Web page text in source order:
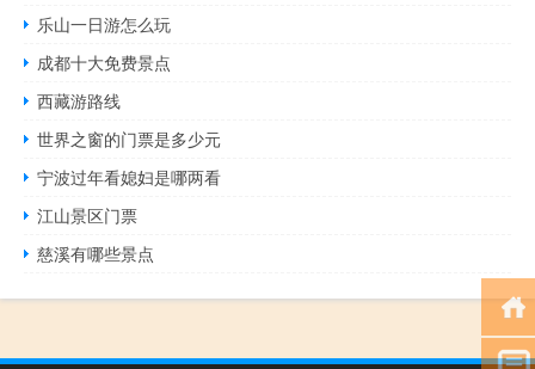
乐山一日游怎么玩
成都十大免费景点
西藏游路线
世界之窗的门票是多少元
宁波过年看媳妇是哪两看
江山景区门票
慈溪有哪些景点